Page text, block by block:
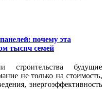
почему эта
тысяч семей
строительства будущие
не только на стоимость,
энергоэффективность